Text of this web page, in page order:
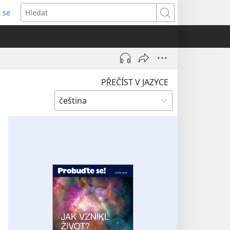
se
Hledat
PŘEČÍST V JAZYCE